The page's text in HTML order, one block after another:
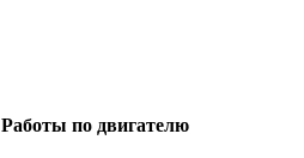
Работы по двигателю